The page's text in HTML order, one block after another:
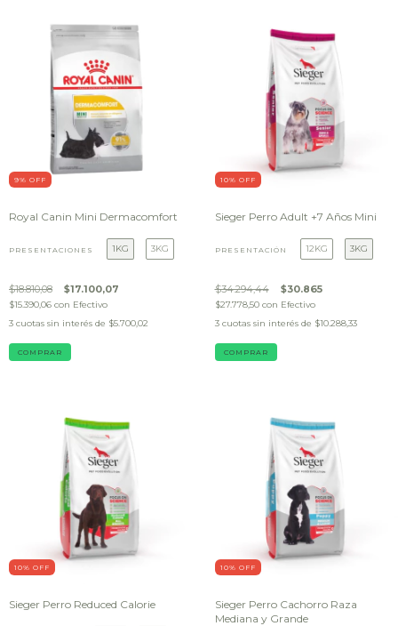
9% OFF
Royal Canin Mini Dermacomfort
PRESENTACIONES 1KG 3KG
$18.810,08 $17.100,07
$15.390,06 con Efectivo
3 cuotas sin interés de $5.700,02
COMPRAR
10% OFF
Sieger Perro Adult +7 Años Mini
PRESENTACIÓN 12KG 3KG
$34.294,44 $30.865
$27.778,50 con Efectivo
3 cuotas sin interés de $10.288,33
COMPRAR
10% OFF
Sieger Perro Reduced Calorie
10% OFF
Sieger Perro Cachorro Raza
Mediana y Grande